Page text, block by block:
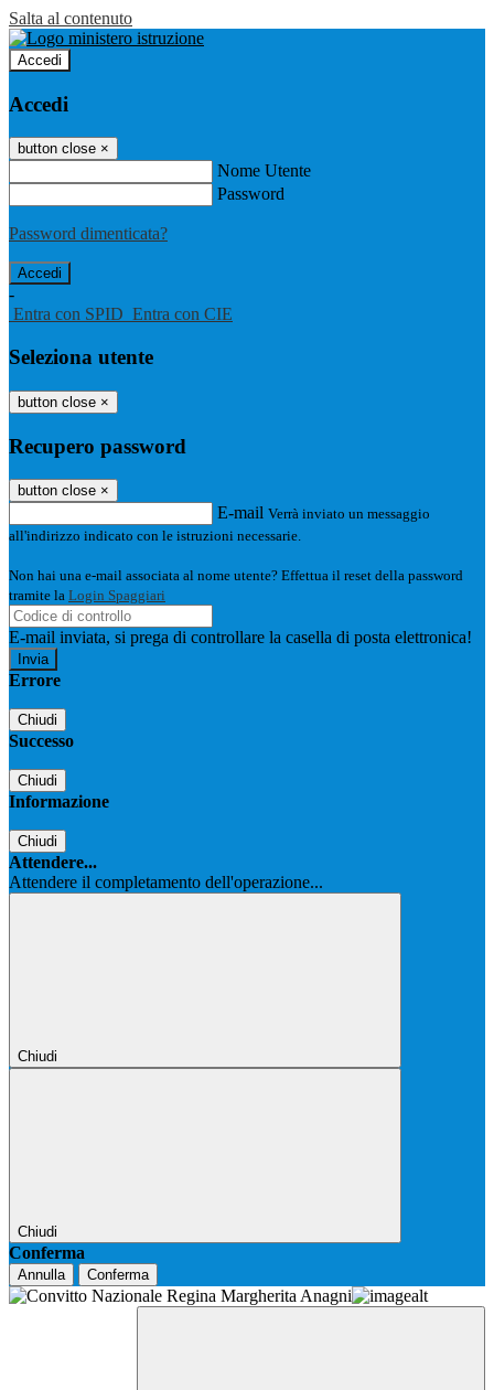
Salta al contenuto
Accedi
Accedi
button close ×
Nome Utente
Password
Password dimenticata?
-
Entra con SPID Entra con CIE
Seleziona utente
button close ×
Recupero password
button close ×
E-mail Verrà inviato un messaggio
all'indirizzo indicato con le istruzioni necessarie.
Non hai una e-mail associata al nome utente? Effettua il reset della password
tramite la Login Spaggiari
E-mail inviata, si prega di controllare la casella di posta elettronica!
Errore
Chiudi
Successo
Chiudi
Informazione
Chiudi
Attendere...
Attendere il completamento dell'operazione...
Chiudi
Chiudi
Conferma
Annulla Conferma